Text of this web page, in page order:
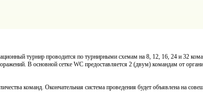
турнир проводится по турнирными схемам на 8, 12, 16, 24 и 32
В основной сетке WC предоставляется 2 (двум) командам от
команд. Окончательная система проведения будет объявлена на